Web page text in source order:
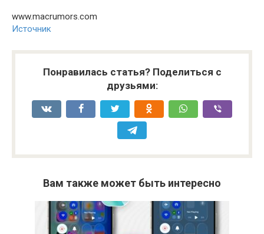
www.macrumors.com
Источник
Понравилась статья? Поделиться с
друзьями:
Вам также может быть интересно